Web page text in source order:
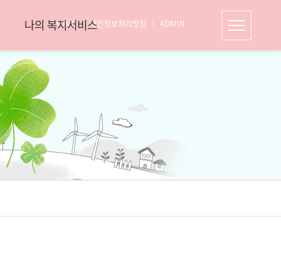
HOME 개인정보처리방침 ADMIN
나의 복지서비스